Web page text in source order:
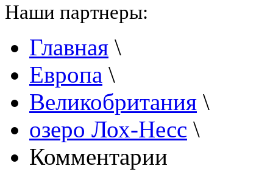
Наши партнеры:
Главная \
Европа \
Великобритания \
озеро Лох-Несс \
Комментарии